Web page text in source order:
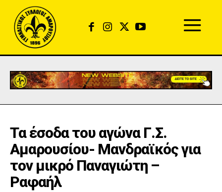
Τα έσοδα του αγώνα Γ.Σ.
Αμαρουσίου- Μανδραϊκός για
τον μικρό Παναγιώτη –
Ραφαήλ